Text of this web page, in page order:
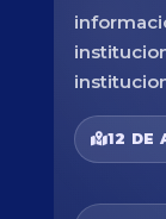
12 DE